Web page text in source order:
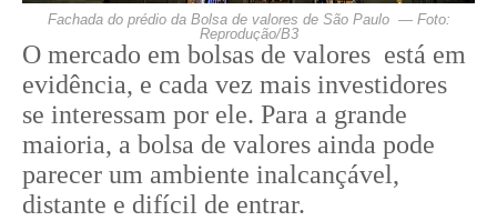
Fachada do prédio da Bolsa de valores de São Paulo — Foto:
Reprodução/B3
O mercado em bolsas de valores está em
evidência, e cada vez mais investidores
se interessam por ele. Para a grande
maioria, a bolsa de valores ainda pode
parecer um ambiente inalcançável,
distante e difícil de entrar.